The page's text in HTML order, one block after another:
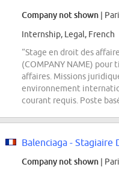
Company not shown |
Internship, Legal, French
“Stage en droit des
(COMPANY NAME)
affaires. Missions
environnement
courant requis. Poste
Balenciaga - Stagiaire
Company not shown |